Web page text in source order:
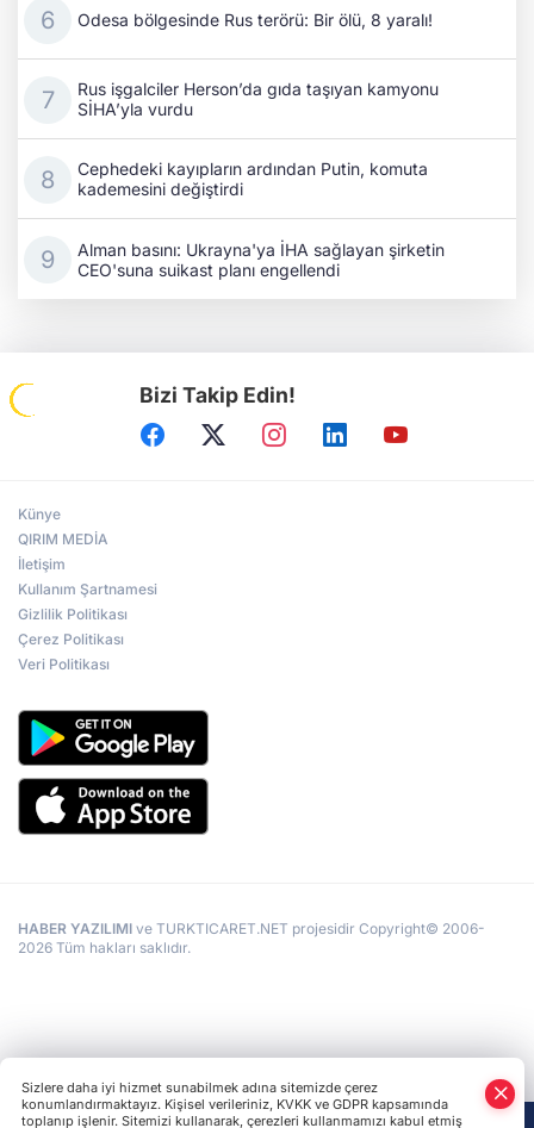
Odesa bölgesinde Rus terörü: Bir ölü, 8 yaralı!
Rus işgalciler Herson’da gıda taşıyan kamyonu
SİHA’yla vurdu
Cephedeki kayıpların ardından Putin, komuta
kademesini değiştirdi
Alman basını: Ukrayna'ya İHA sağlayan şirketin
CEO'suna suikast planı engellendi
Bizi Takip Edin!
Künye
QIRIM MEDİA
İletişim
Kullanım Şartnamesi
Gizlilik Politikası
Çerez Politikası
Veri Politikası
HABER YAZILIMI ve TURKTICARET.NET projesidir Copyright© 2006-
2026 Tüm hakları saklıdır.
Sizlere daha iyi hizmet sunabilmek adına sitemizde çerez
konumlandırmaktayız. Kişisel verileriniz, KVKK ve GDPR kapsamında
toplanıp işlenir. Sitemizi kullanarak, çerezleri kullanmamızı kabul etmiş